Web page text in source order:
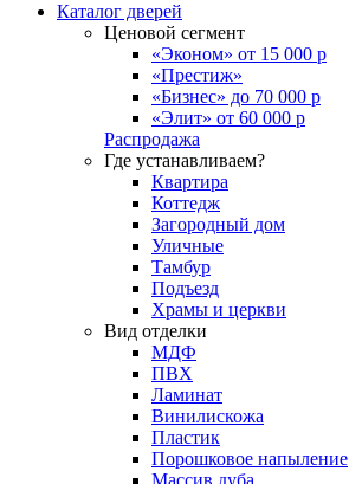
Каталог дверей
Ценовой сегмент
«Эконом» от 15 000 р
«Престиж»
«Бизнес» до 70 000 р
«Элит» от 60 000 р
Распродажа
Где устанавливаем?
Квартира
Коттедж
Загородный дом
Уличные
Тамбур
Подъезд
Храмы и церкви
Вид отделки
МДФ
ПВХ
Ламинат
Винилискожа
Пластик
Порошковое напыление